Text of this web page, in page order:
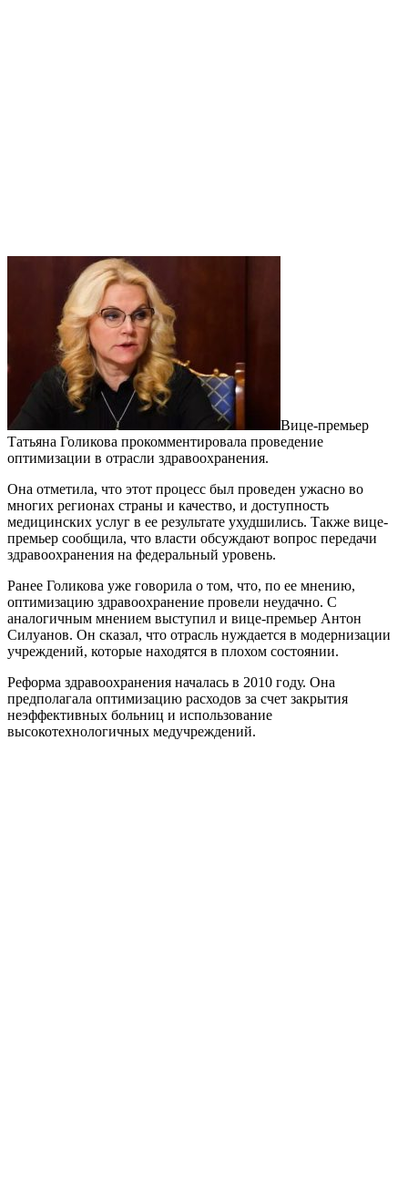
Вице-премьер
Татьяна Голикова прокомментировала проведение
оптимизации в отрасли здравоохранения.
Она отметила, что этот процесс был проведен ужасно во
многих регионах страны и качество, и доступность
медицинских услуг в ее результате ухудшились. Также вице-
премьер сообщила, что власти обсуждают вопрос передачи
здравоохранения на федеральный уровень.
Ранее Голикова уже говорила о том, что, по ее мнению,
оптимизацию здравоохранение провели неудачно. С
аналогичным мнением выступил и вице-премьер Антон
Силуанов. Он сказал, что отрасль нуждается в модернизации
учреждений, которые находятся в плохом состоянии.
Реформа здравоохранения началась в 2010 году. Она
предполагала оптимизацию расходов за счет закрытия
неэффективных больниц и использование
высокотехнологичных медучреждений.